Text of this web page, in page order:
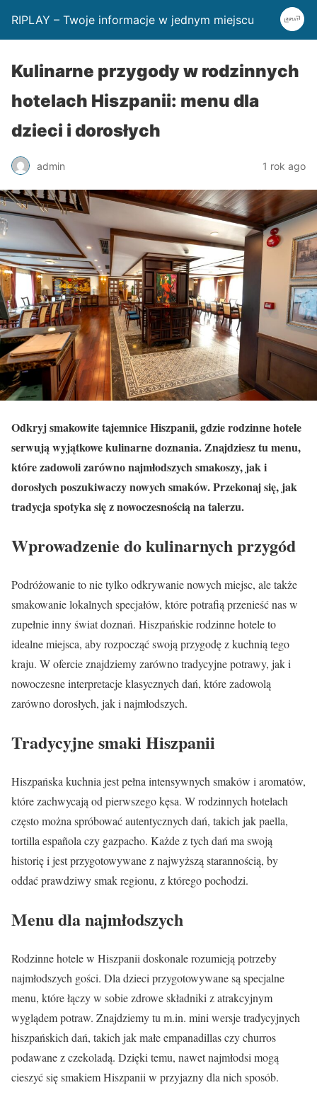
RIPLAY – Twoje informacje w jednym miejscu
Kulinarne przygody w rodzinnych
hotelach Hiszpanii: menu dla
dzieci i dorosłych
admin 1 rok ago
Odkryj smakowite tajemnice Hiszpanii, gdzie rodzinne hotele
serwują wyjątkowe kulinarne doznania. Znajdziesz tu menu,
które zadowoli zarówno najmłodszych smakoszy, jak i
dorosłych poszukiwaczy nowych smaków. Przekonaj się, jak
tradycja spotyka się z nowoczesnością na talerzu.
Wprowadzenie do kulinarnych przygód
Podróżowanie to nie tylko odkrywanie nowych miejsc, ale także
smakowanie lokalnych specjałów, które potrafią przenieść nas w
zupełnie inny świat doznań. Hiszpańskie rodzinne hotele to
idealne miejsca, aby rozpocząć swoją przygodę z kuchnią tego
kraju. W ofercie znajdziemy zarówno tradycyjne potrawy, jak i
nowoczesne interpretacje klasycznych dań, które zadowolą
zarówno dorosłych, jak i najmłodszych.
Tradycyjne smaki Hiszpanii
Hiszpańska kuchnia jest pełna intensywnych smaków i aromatów,
które zachwycają od pierwszego kęsa. W rodzinnych hotelach
często można spróbować autentycznych dań, takich jak paella,
tortilla española czy gazpacho. Każde z tych dań ma swoją
historię i jest przygotowywane z najwyższą starannością, by
oddać prawdziwy smak regionu, z którego pochodzi.
Menu dla najmłodszych
Rodzinne hotele w Hiszpanii doskonale rozumieją potrzeby
najmłodszych gości. Dla dzieci przygotowywane są specjalne
menu, które łączy w sobie zdrowe składniki z atrakcyjnym
wyglądem potraw. Znajdziemy tu m.in. mini wersje tradycyjnych
hiszpańskich dań, takich jak małe empanadillas czy churros
podawane z czekoladą. Dzięki temu, nawet najmłodsi mogą
cieszyć się smakiem Hiszpanii w przyjazny dla nich sposób.